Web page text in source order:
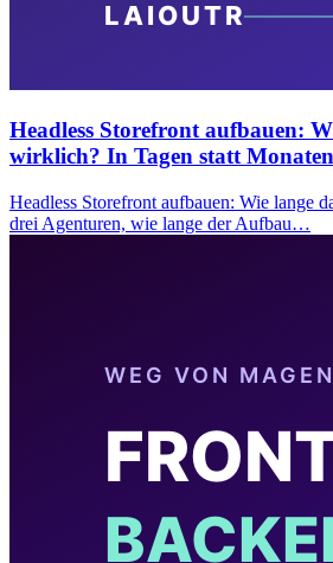
Headless Storefront aufbauen:
wirklich? In Tagen statt
Headless Storefront aufbauen: Wie lange
drei Agenturen, wie lange der Aufbau…